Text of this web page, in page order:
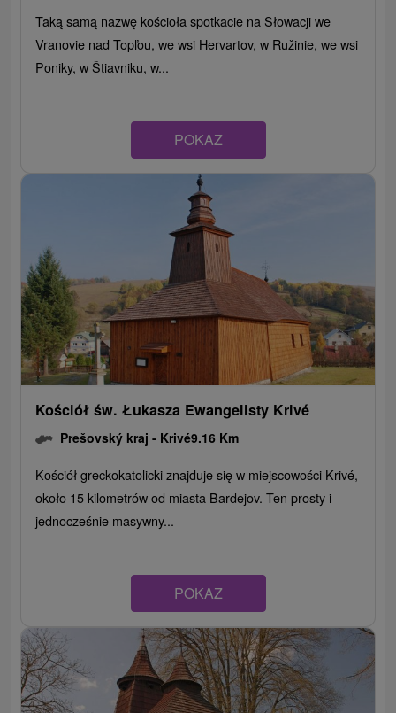
Taką samą nazwę kościoła spotkacie na Słowacji we
Vranovie nad Topľou, we wsi Hervartov, w Ružinie, we wsi
Poniky, w Štiavniku, w...
POKAZ
Kościół św. Łukasza Ewangelisty Krivé
Prešovský kraj - Krivé9.16 Km
Kościół greckokatolicki znajduje się w miejscowości Krivé,
około 15 kilometrów od miasta Bardejov. Ten prosty i
jednocześnie masywny...
POKAZ